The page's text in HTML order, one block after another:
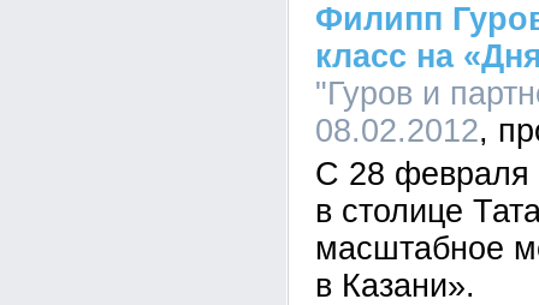
Филипп
класс на
"Гуров и
08.02.2012
С 28 февраля
в столице
масштабное
в Казани».